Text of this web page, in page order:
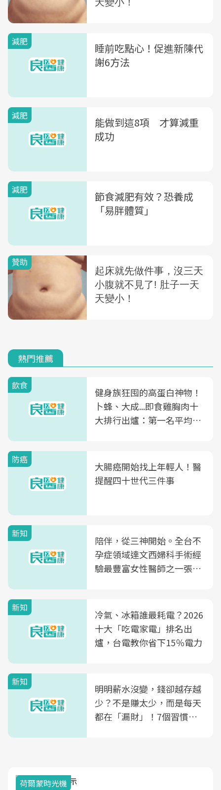
減肥
睡前吃點心！促進新陳代
謝6方法
減肥
能做到這8項 才算減重
成功
減肥
節食減肥有效？恐養成
「易胖體質」
熱門推薦
飲食
健身族狂囤的高蛋白神物！
卜蜂、大成...即食雞胸肉十
大排行出爐：第一名平均一
防癌
大腸癌開始找上年輕人！醫
提醒四十世代三件事
新知
陪伴，從三神開始。全台不
孕症領域達文西婦科手術經
驗最豐富女性醫師之一張永
光田醫院建構360度女性健
康照護生態圈
新知
冷氣、冰箱誰最耗電？2026
十大「吃電家電」排名出
爐，台電教你省下15％電力
新知
明明薪水沒變，錢卻越存越
少？不是賺太少，而是每天
都在「漏財」！7個習慣一
荷爾蒙時光機